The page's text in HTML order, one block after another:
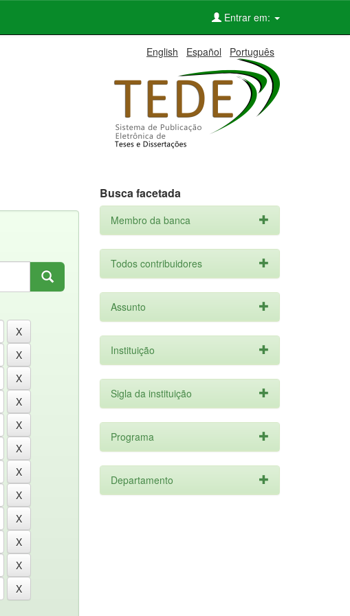
Entrar em:
English Español Português
Busca facetada
Membro da banca
Todos contribuidores
Assunto
Instituição
Sigla da instituição
Programa
Departamento